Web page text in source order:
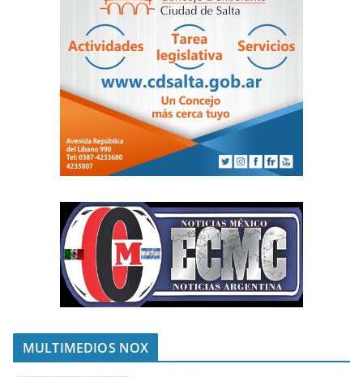
MULTIMEDIOS NOX